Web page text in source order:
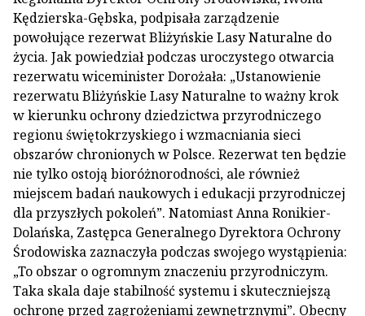
Kędzierska-Gębska, podpisała zarządzenie
powołujące rezerwat Bliżyńskie Lasy Naturalne do
życia. Jak powiedział podczas uroczystego otwarcia
rezerwatu wiceminister Dorożała: „Ustanowienie
rezerwatu Bliżyńskie Lasy Naturalne to ważny krok
w kierunku ochrony dziedzictwa przyrodniczego
regionu świętokrzyskiego i wzmacniania sieci
obszarów chronionych w Polsce. Rezerwat ten będzie
nie tylko ostoją bioróżnorodności, ale również
miejscem badań naukowych i edukacji przyrodniczej
dla przyszłych pokoleń”. Natomiast Anna Ronikier-
Dolańska, Zastępca Generalnego Dyrektora Ochrony
Środowiska zaznaczyła podczas swojego wystąpienia:
„To obszar o ogromnym znaczeniu przyrodniczym.
Taka skala daje stabilność systemu i skuteczniejszą
ochronę przed zagrożeniami zewnętrznymi”. Obecny